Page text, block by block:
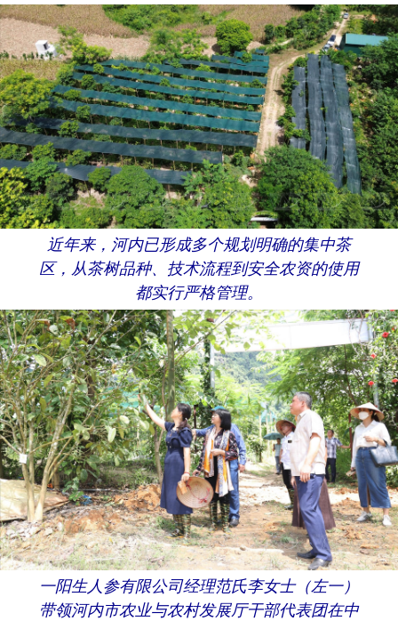
近年来，河内已形成多个规划明确的集中茶
区，从茶树品种、技术流程到安全农资的使用
都实行严格管理。
一阳生人参有限公司经理范氏李女士（左一）
带领河内市农业与农村发展厅干部代表团在中